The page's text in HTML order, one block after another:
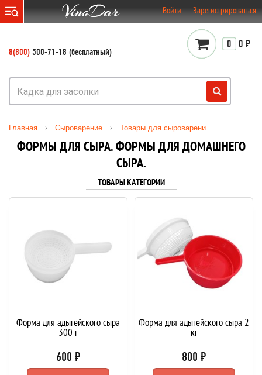
Войти Зарегистрироваться
8(800) 500-71-18 (бесплатный)
0 0 ₽
Главная Сыроварение Товары для сыроварения
ФОРМЫ ДЛЯ СЫРА. ФОРМЫ ДЛЯ ДОМАШНЕГО
СЫРА.
ТОВАРЫ КАТЕГОРИИ
Форма для адыгейского сыра
300 г
600 ₽
Форма для адыгейского сыра 2
кг
800 ₽